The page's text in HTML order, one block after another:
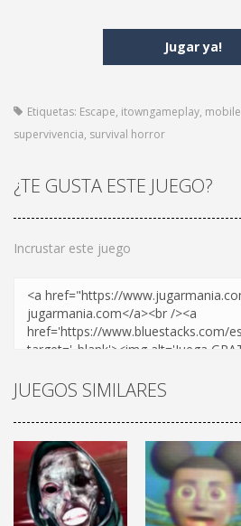
Jugar ya!
Etiquetas: Escape, itowngameplay, mobile
supervivencia, survival horror
¿TE GUSTA ESTE JUEGO?
Incrustar este juego
JUEGOS SIMILARES